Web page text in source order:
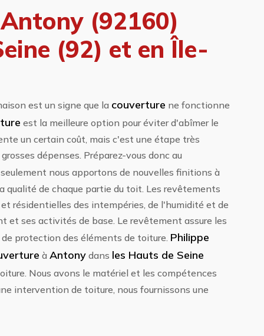
(92160)
(92) et en Île-
est un signe que la couverture ne fonctionne
est la meilleure option pour éviter d'abîmer le
un certain coût, mais c'est une étape très
dépenses. Préparez-vous donc au
seulement nous apportons de nouvelles finitions à
qualité de chaque partie du toit. Les revêtements
résidentielles des intempéries, de l'humidité et de
ses activités de base. Le revêtement assure les
protection des éléments de toiture. Philippe
àAntony dans les Hauts de Seine
Nous avons le matériel et les compétences
intervention de toiture, nous fournissons une